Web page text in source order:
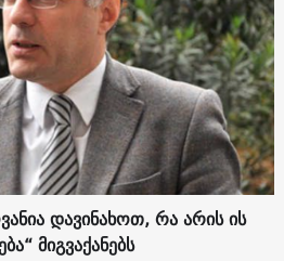
დავინახოთ, რა არის ის
მიგვაქანებს